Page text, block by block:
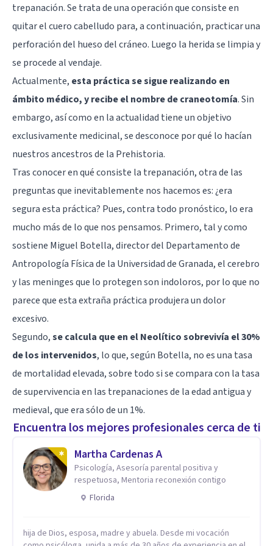
trepanación. Se trata de una operación que consiste en
quitar el cuero cabelludo para, a continuación, practicar una
perforación del hueso del cráneo. Luego la herida se limpia y
se procede al vendaje.
Actualmente, esta práctica se sigue realizando en
ámbito médico, y recibe el nombre de craneotomía. Sin
embargo, así como en la actualidad tiene un objetivo
exclusivamente medicinal, se desconoce por qué lo hacían
nuestros ancestros de la Prehistoria.
Tras conocer en qué consiste la trepanación, otra de las
preguntas que inevitablemente nos hacemos es: ¿era
segura esta práctica? Pues, contra todo pronóstico, lo era
mucho más de lo que nos pensamos. Primero, tal y como
sostiene Miguel Botella, director del Departamento de
Antropología Física de la Universidad de Granada, el cerebro
y las meninges que lo protegen son indoloros, por lo que no
parece que esta extraña práctica produjera un dolor
excesivo.
Segundo,se calcula que en el Neolítico sobrevivía el 30%
de los intervenidos, lo que, según Botella, no es una tasa
de mortalidad elevada, sobre todo si se compara con la tasa
de supervivencia en las trepanaciones de la edad antigua y
medieval, que era sólo de un 1%.
Encuentra los mejores profesionales cerca de ti
Martha Cardenas A
Psicología, Asesoría parental positiva y
respetuosa, Mentoria reconexión contigo
Florida
hija de Dios, esposa, madre y abuela. Desde mi vocación